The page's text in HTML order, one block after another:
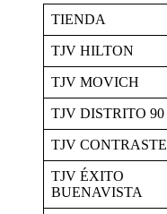
TIENDA
TJV HILTON
TJV MOVICH
TJV DISTRITO 90
TJV CONTRASTE
TJV ÉXITO
BUENAVISTA